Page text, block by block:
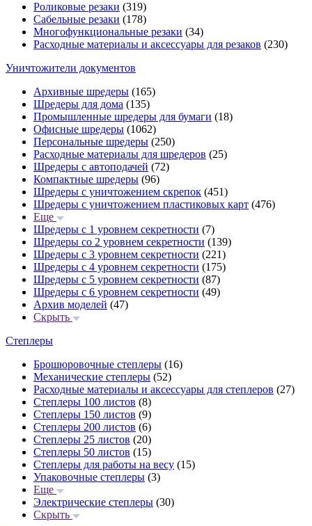
Роликовые резаки (319)
Сабельные резаки (178)
Многофункциональные резаки (34)
Расходные материалы и аксессуары для резаков (230)
Уничтожители документов
Архивные шредеры (165)
Шредеры для дома (135)
Промышленные шредеры для бумаги (18)
Офисные шредеры (1062)
Персональные шредеры (250)
Расходные материалы для шредеров (25)
Шредеры с автоподачей (72)
Компактные шредеры (96)
Шредеры с уничтожением скрепок (451)
Шредеры с уничтожением пластиковых карт (476)
Еще
Шредеры с 1 уровнем секретности (7)
Шредеры со 2 уровнем секретности (139)
Шредеры с 3 уровнем секретности (221)
Шредеры с 4 уровнем секретности (175)
Шредеры с 5 уровнем секретности (87)
Шредеры с 6 уровнем секретности (49)
Архив моделей (47)
Скрыть
Степлеры
Брошюровочные степлеры (16)
Механические степлеры (52)
Расходные материалы и аксессуары для степлеров (27)
Степлеры 100 листов (8)
Степлеры 150 листов (9)
Степлеры 200 листов (6)
Степлеры 25 листов (20)
Степлеры 50 листов (15)
Степлеры для работы на весу (15)
Упаковочные степлеры (3)
Еще
Электрические степлеры (30)
Скрыть